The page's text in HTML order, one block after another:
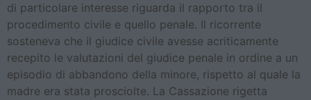
di particolare interesse riguarda il rapporto tra il
procedimento civile e quello penale. Il ricorrente
sosteneva che il giudice civile avesse acriticamente
recepito le valutazioni del giudice penale in ordine a un
episodio di abbandono della minore, rispetto al quale la
madre era stata prosciolte. La Cassazione rigetta